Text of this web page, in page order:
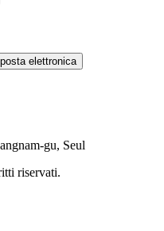
elettronica
gu, Seul
riservati.